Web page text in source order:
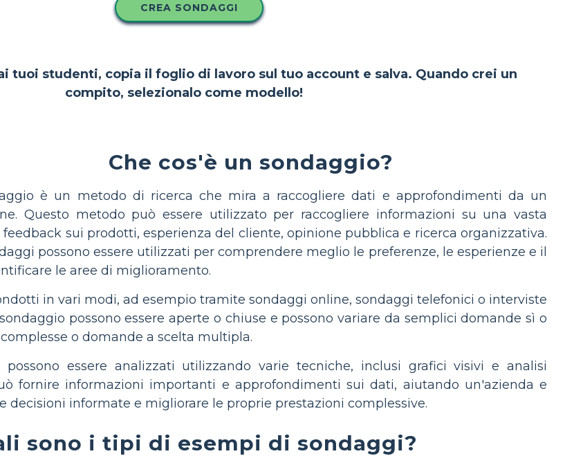
CREA SONDAGGI
tuoi studenti, copia il foglio di lavoro sul tuo account e salva. Quando crei un
compito, selezionalo come modello!
Che cos'è un sondaggio?
è un metodo di ricerca che mira a raccogliere dati e approfondimenti da un
Questo metodo può essere utilizzato per raccogliere informazioni su una vasta
sui prodotti, esperienza del cliente, opinione pubblica e ricerca organizzativa.
possono essere utilizzati per comprendere meglio le preferenze, le esperienze e il
le aree di miglioramento.
in vari modi, ad esempio tramite sondaggi online, sondaggi telefonici o interviste
possono essere aperte o chiuse e possono variare da semplici domande sì o
o domande a scelta multipla.
essere analizzati utilizzando varie tecniche, inclusi grafici visivi e analisi
fornire informazioni importanti e approfondimenti sui dati, aiutando un'azienda e
decisioni informate e migliorare le proprie prestazioni complessive.
sono i tipi di esempi di sondaggi?